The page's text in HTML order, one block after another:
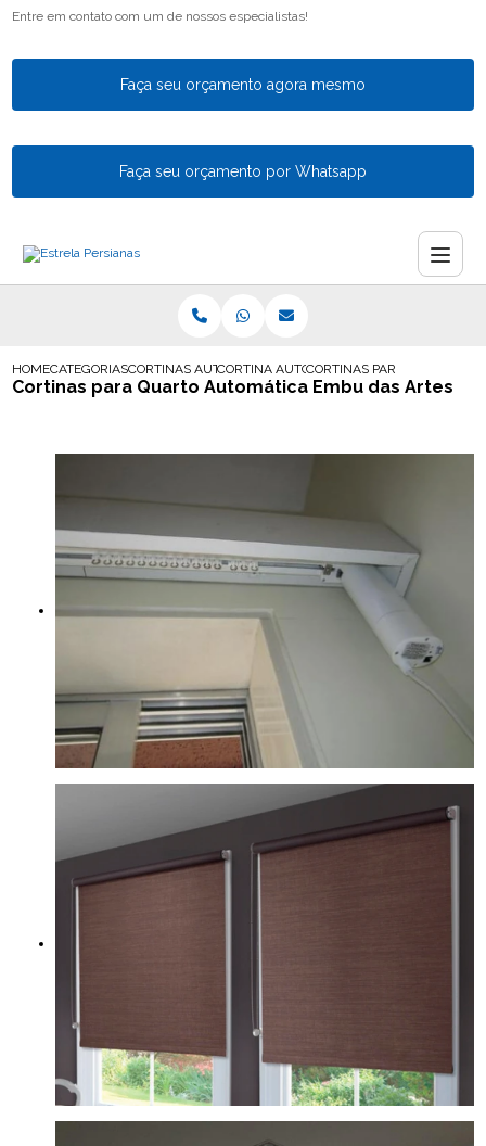
Entre em contato com um de nossos especialistas!
Faça seu orçamento agora mesmo
Faça seu orçamento por Whatsapp
HOMECATEGORIASCORTINAS AUTOMATICASCORTINA AUTOMATICA PARA VARANDA
CORTINAS PARA QUARTO
Cortinas para Quarto Automática Embu das Artes